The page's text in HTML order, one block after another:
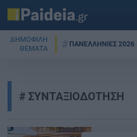
ΔΗΜΟΦΙΛΗ
ΘΕΜΑΤΑ
ΠΑΝΕΛΛΗΝΙΕΣ 2026
ΣΥΝΤΑΞΙΟΔΟΤΗΣΗ